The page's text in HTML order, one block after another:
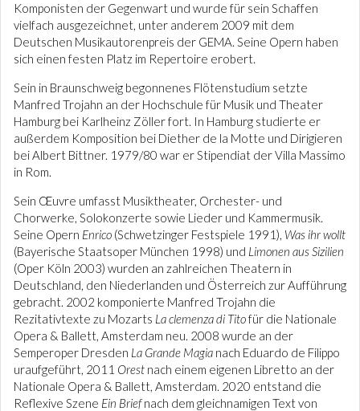
Komponisten der Gegenwart und wurde für sein Schaffen
vielfach ausgezeichnet, unter anderem 2009 mit dem
Deutschen Musikautorenpreis der GEMA. Seine Opern haben
sich einen festen Platz im Repertoire erobert.
Sein in Braunschweig begonnenes Flötenstudium setzte
Manfred Trojahn an der Hochschule für Musik und Theater
Hamburg bei Karlheinz Zöller fort. In Hamburg studierte er
außerdem Komposition bei Diether de la Motte und Dirigieren
bei Albert Bittner. 1979/80 war er Stipendiat der Villa Massimo
in Rom.
Sein Œuvre umfasst Musiktheater, Orchester- und
Chorwerke, Solokonzerte sowie Lieder und Kammermusik.
Seine Opern Enrico (Schwetzinger Festspiele 1991), Was ihr wollt
(Bayerische Staatsoper München 1998) und Limonen aus Sizilien
(Oper Köln 2003) wurden an zahlreichen Theatern in
Deutschland, den Niederlanden und Österreich zur Aufführung
gebracht. 2002 komponierte Manfred Trojahn die
Rezitativtexte zu Mozarts La clemenza di Titofür die Nationale
Opera & Ballett, Amsterdam neu. 2008 wurde an der
Semperoper Dresden La Grande Magia nach Eduardo de Filippo
uraufgeführt, 2011 Orest nach einem eigenen Libretto an der
Nationale Opera & Ballett, Amsterdam. 2020 entstand die
Reflexive Szene Ein Briefnach dem gleichnamigen Text von